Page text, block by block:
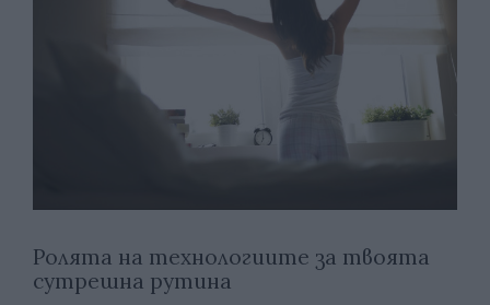
Ролята на технологиите за твоята
сутрешна рутина